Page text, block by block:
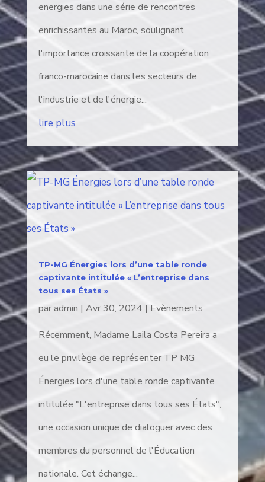
energies dans une série de rencontres
enrichissantes au Maroc, soulignant
l'importance croissante de la coopération
franco-marocaine dans les secteurs de
l'industrie et de l'énergie...
lire plus
TP-MG Énergies lors d’une table ronde
captivante intitulée « L’entreprise dans
tous ses États »
paradmin | Avr 30, 2024 | Evènements
Récemment, Madame Laila Costa Pereira a
eu le privilège de représenter TP MG
Énergies lors d'une table ronde captivante
intitulée "L'entreprise dans tous ses États",
une occasion unique de dialoguer avec des
membres du personnel de l'Éducation
nationale. Cet échange...